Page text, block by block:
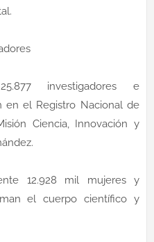
investigadores e
en el Registro Nacional de
Ciencia, Innovación y
12.928 mil mujeres y
el cuerpo científico y